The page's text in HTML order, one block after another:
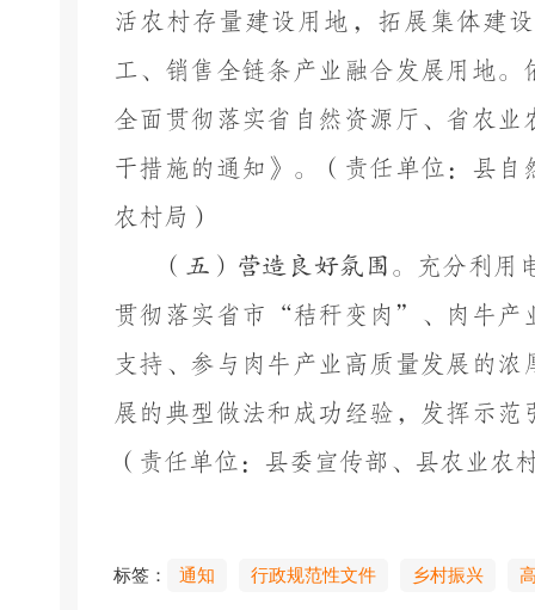
活农村存量建设用地，拓展集体建
工、销售全链条产业融合发展用地
全面贯彻落实省自然资源厅、省农
干措施的通知》。（责任单位：县
农村局）
（五）营造良好氛围。
充分利用
贯彻落实 省市
“秸秆变肉”、肉牛产
支持、参与肉牛产业 高质量发展 的浓
展的典型做法和成功经验，发挥示范
（责任单位： 县委宣传部、 县农业农
标签： 通知 行政规范性文件 乡村振兴